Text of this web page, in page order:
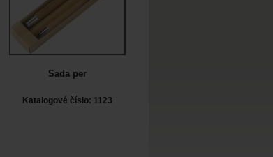
Sada per
Katalogové číslo: 1123